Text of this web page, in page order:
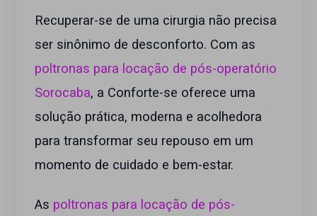
Recuperar-se de uma cirurgia não precisa
ser sinônimo de desconforto. Com as
poltronas para locação de pós-operatório
Sorocaba, a Conforte-se oferece uma
solução prática, moderna e acolhedora
para transformar seu repouso em um
momento de cuidado e bem-estar.
As poltronas para locação de pós-